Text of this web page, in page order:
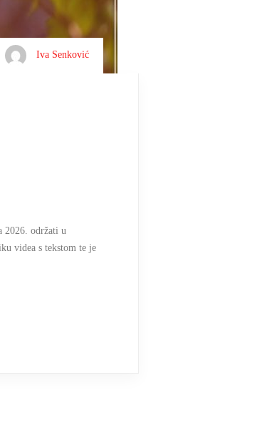
Iva Senković
2026. održati u
videa s tekstom te je